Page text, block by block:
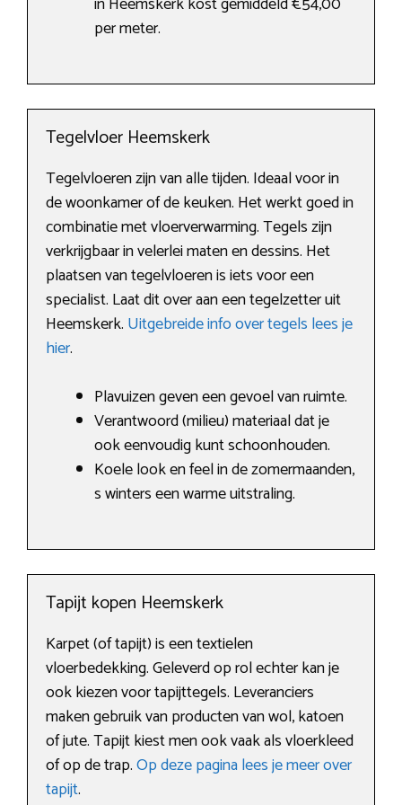
per meter.
Tegelvloer Heemskerk
Tegelvloeren zijn van alle tijden. Ideaal voor in
de woonkamer of de keuken. Het werkt goed in
combinatie met vloerverwarming. Tegels zijn
verkrijgbaar in velerlei maten en dessins. Het
plaatsen van tegelvloeren is iets voor een
specialist. Laat dit over aan een tegelzetter uit
Heemskerk. Uitgebreide info over tegels lees je
hier.
Plavuizen geven een gevoel van ruimte.
Verantwoord (milieu) materiaal dat je
ook eenvoudig kunt schoonhouden.
Koele look en feel in de zomermaanden,
s winters een warme uitstraling.
Tapijt kopen Heemskerk
Karpet (of tapijt) is een textielen
vloerbedekking. Geleverd op rol echter kan je
ook kiezen voor tapijttegels. Leveranciers
maken gebruik van producten van wol, katoen
of jute. Tapijt kiest men ook vaak als vloerkleed
of op de trap.Op deze pagina lees je meer over
tapijt.